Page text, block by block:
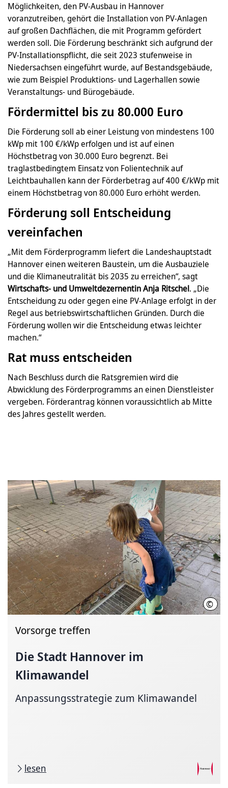
Möglichkeiten, den PV-Ausbau in Hannover
voranzutreiben, gehört die Installation von PV-Anlagen
auf großen Dachflächen, die mit Programm gefördert
werden soll. Die Förderung beschränkt sich aufgrund der
PV-Installationspflicht, die seit 2023 stufenweise in
Niedersachsen eingeführt wurde, auf Bestandsgebäude,
wie zum Beispiel Produktions- und Lagerhallen sowie
Veranstaltungs- und Bürogebäude.
Fördermittel bis zu 80.000 Euro
Die Förderung soll ab einer Leistung von mindestens 100
kWp mit 100 €/kWp erfolgen und ist auf einen
Höchstbetrag von 30.000 Euro begrenzt. Bei
traglastbedingtem Einsatz von Folientechnik auf
Leichtbauhallen kann der Förderbetrag auf 400 €/kWp mit
einem Höchstbetrag von 80.000 Euro erhöht werden.
Förderung soll Entscheidung
vereinfachen
„Mit dem Förderprogramm liefert die Landeshauptstadt
Hannover einen weiteren Baustein, um die Ausbauziele
und die Klimaneutralität bis 2035 zu erreichen“, sagt
Wirtschafts- und Umweltdezernentin Anja Ritschel. „Die
Entscheidung zu oder gegen eine PV-Anlage erfolgt in der
Regel aus betriebswirtschaftlichen Gründen. Durch die
Förderung wollen wir die Entscheidung etwas leichter
machen.“
Rat muss entscheiden
Nach Beschluss durch die Ratsgremien wird die
Abwicklung des Förderprogramms an einen Dienstleister
vergeben. Förderantrag können voraussichtlich ab Mitte
des Jahres gestellt werden.
© LHH
Vorsorge treffen
Die Stadt Hannover im
Klimawandel
Anpassungsstrategie zum Klimawandel
lesen